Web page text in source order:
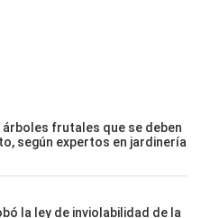
árboles frutales que se deben
según expertos en jardinería
la ley de inviolabilidad de la